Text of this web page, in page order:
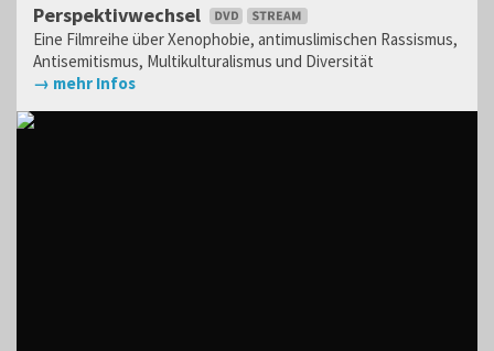
Perspektivwechsel
Eine Filmreihe über Xenophobie, antimuslimischen Rassismus,
Antisemitismus, Multikulturalismus und Diversität
→ mehr Infos